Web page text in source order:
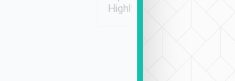
Highly recommended